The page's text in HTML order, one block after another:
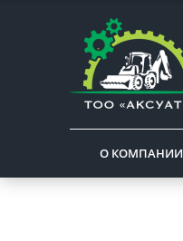
О КОМПАНИИ